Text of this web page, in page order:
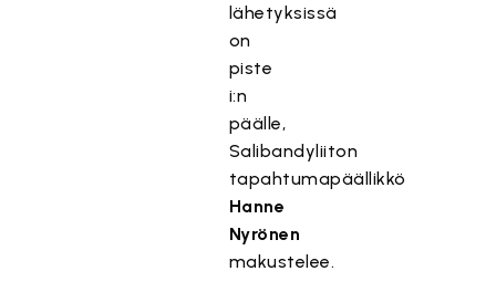
lähetyksissä
on
piste
i:n
päälle,
Salibandyliiton
tapahtumapäällikkö
Hanne
Nyrönen
makustelee.